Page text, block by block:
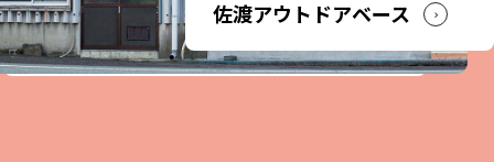
佐渡アウトドアベース